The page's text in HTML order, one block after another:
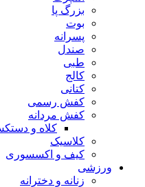
بزرگ پا
پسرانه
کفش رسمی
کفش مردانه
کلاه و دستکش مردانه
کلاسیک
کیف و اکسسوری
زنانه و دخترانه